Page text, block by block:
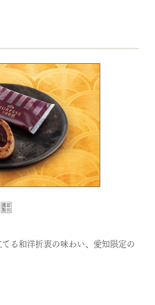
る和洋折衷の味わい、愛知限定の